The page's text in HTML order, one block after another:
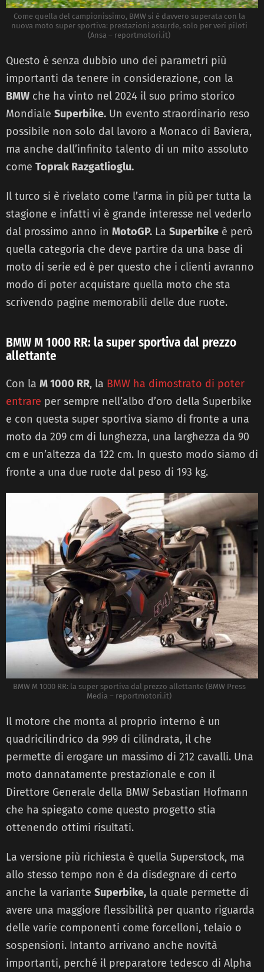
Come quella del campionissimo, BMW si è davvero superata con la
nuova moto super sportiva: prestazioni assurde, solo per veri piloti
(Ansa – reportmotori.it)
Questo è senza dubbio uno dei parametri più
importanti da tenere in considerazione, con la
BMW che ha vinto nel 2024 il suo primo storico
Mondiale Superbike. Un evento straordinario reso
possibile non solo dal lavoro a Monaco di Baviera,
ma anche dall’infinito talento di un mito assoluto
come Toprak Razgatlioglu.
Il turco si è rivelato come l’arma in più per tutta la
stagione e infatti vi è grande interesse nel vederlo
dal prossimo anno in MotoGP. La Superbike è però
quella categoria che deve partire da una base di
moto di serie ed è per questo che i clienti avranno
modo di poter acquistare quella moto che sta
scrivendo pagine memorabili delle due ruote.
BMW M 1000 RR: la super sportiva dal prezzo
allettante
Con la M 1000 RR, la BMW ha dimostrato di poter
entrare per sempre nell’albo d’oro della Superbike
e con questa super sportiva siamo di fronte a una
moto da 209 cm di lunghezza, una larghezza da 90
cm e un’altezza da 122 cm. In questo modo siamo di
fronte a una due ruote dal peso di 193 kg.
BMW M 1000 RR: la super sportiva dal prezzo allettante (BMW Press
Media – reportmotori.it)
Il motore che monta al proprio interno è un
quadricilindrico da 999 di cilindrata, il che
permette di erogare un massimo di 212 cavalli. Una
moto dannatamente prestazionale e con il
Direttore Generale della BMW Sebastian Hofmann
che ha spiegato come questo progetto stia
ottenendo ottimi risultati.
La versione più richiesta è quella Superstock, ma
allo stesso tempo non è da disdegnare di certo
anche la variante Superbike, la quale permette di
avere una maggiore flessibilità per quanto riguarda
delle varie componenti come forcelloni, telaio o
sospensioni. Intanto arrivano anche novità
importanti, perché il preparatore tedesco di Alpha